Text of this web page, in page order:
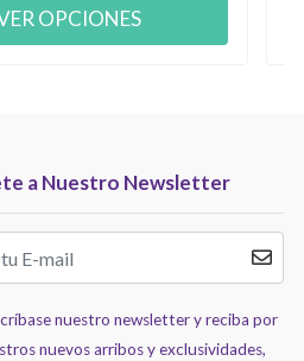
OPCIONES
a Nuestro Newsletter
nuestro newsletter y reciba por
nuevos arribos y exclusividades,